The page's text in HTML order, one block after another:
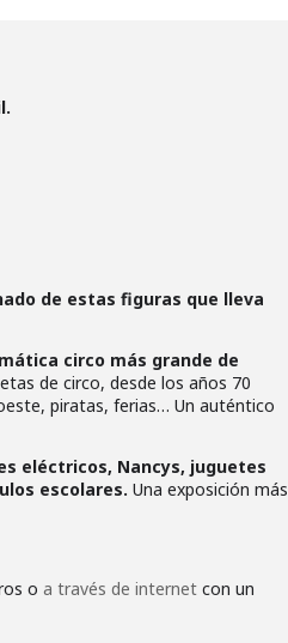
de estas figuras que lleva
circo más grande de
de circo, desde los años 70
piratas, ferias… Un auténtico
eléctricos, Nancys, juguetes
escolares. Una exposición más
o a través de internet con un